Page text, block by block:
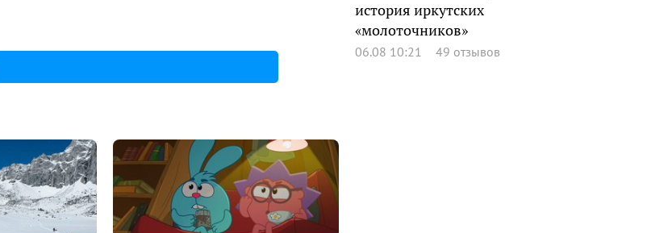
история иркутских
«молоточников»
06.08 10:21 49 отзывов